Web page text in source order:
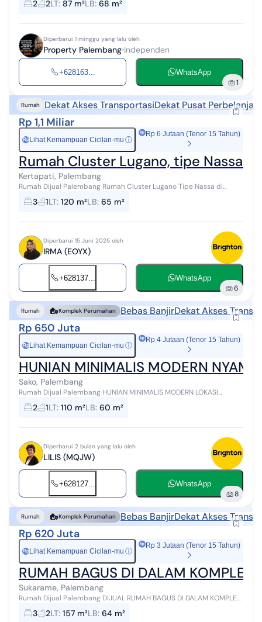
2 2LT: 87 m²LB: 68 m²
Diperbarui 1 minggu yang lalu oleh
Property Palembang Independen
+628163... WhatsApp
1
Rumah Dekat Akses TransportasiDekat Pusat
Rp 1,1 Miliar
Rp Lihat Kemampuan Cicilan-mu ⓘ
Rp 6 Jutaan (Tenor 15 Tahun)
Rumah Cluster Lugano, tipe Nassa
Kertapati, Palembang
Rumah Dijual Palembang Rumah Cluster Lugano Tipe Nassa di
komplek perumahan Citraland. Building a Better Life for the
Community. Citraland P...
3 1LT: 120 m²LB: 65 m²
Diperbarui 15 Juni 2025 oleh
IRMA (EOYX)
+628137... WhatsApp
6
Rumah Komplek Perumahan Bebas BanjirDekat Akses
Rp 650 Juta
Rp Lihat Kemampuan Cicilan-mu ⓘ
Rp 4 Jutaan (Tenor 15 Tahun)
HUNIAN MINIMALIS MODERN
Sako, Palembang
Rumah Dijual Palembang HUNIAN MINIMALIS MODERN LOKASI
STRATEGIS ,ONE GATE SYSTEM ,SCRUITY 24 JAM ,BEBAS BANJIR
LINGKUNGAN AMAN DAN BEBAS BANJIR,...
2 1LT: 110 m²LB: 60 m²
Diperbarui 2 bulan yang lalu oleh
LILIS (MQJW)
+628127... WhatsApp
8
Rumah Komplek Perumahan Bebas BanjirDekat Akses
Rp 620 Juta
Rp Lihat Kemampuan Cicilan-mu ⓘ
Rp 3 Jutaan (Tenor 15 Tahun)
RUMAH BAGUS DI DALAM KOMPLEK
Sukarame, Palembang
Rumah Dijual Palembang DIJUAL RUMAH BAGUS DI DALAM KOMPLEK
PERUMAHAN DI DAERAH KM 7. ***MASIH ADA SISA TANAH
DIBELAKANG DAN DISAMPING RUMAH, B...
3 2LT: 157 m²LB: 64 m²